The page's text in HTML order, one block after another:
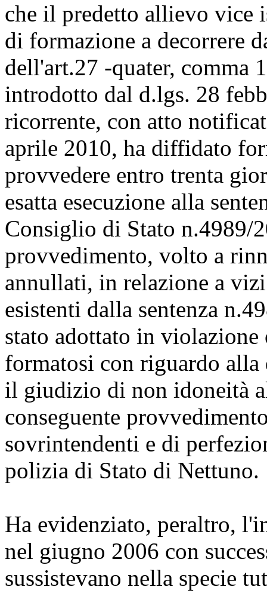
che il predetto allievo vice
di formazione a decorrere
dell'art.27 -quater, comma
introdotto dal d.lgs. 28
ricorrente, con atto
aprile 2010, ha diffidato
provvedere entro trenta
esatta esecuzione alla
Consiglio di Stato n.4989/
provvedimento, volto a
annullati, in relazione a
esistenti dalla sentenza
stato adottato in
formatosi con riguardo
il giudizio di non idoneità
conseguente
sovrintendenti e di
polizia di Stato di Nettuno.
Ha evidenziato, peraltro,
nel giugno 2006 con
sussistevano nella specie